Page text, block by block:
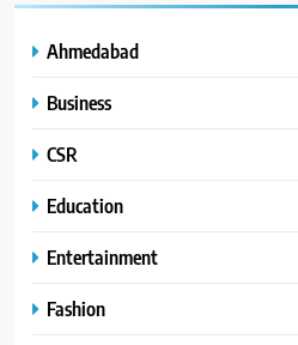
Ahmedabad
Business
CSR
Education
Entertainment
Fashion